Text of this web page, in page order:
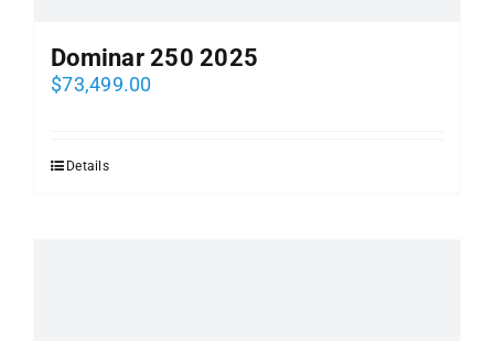
Dominar 250 2025
$73,499.00
Details